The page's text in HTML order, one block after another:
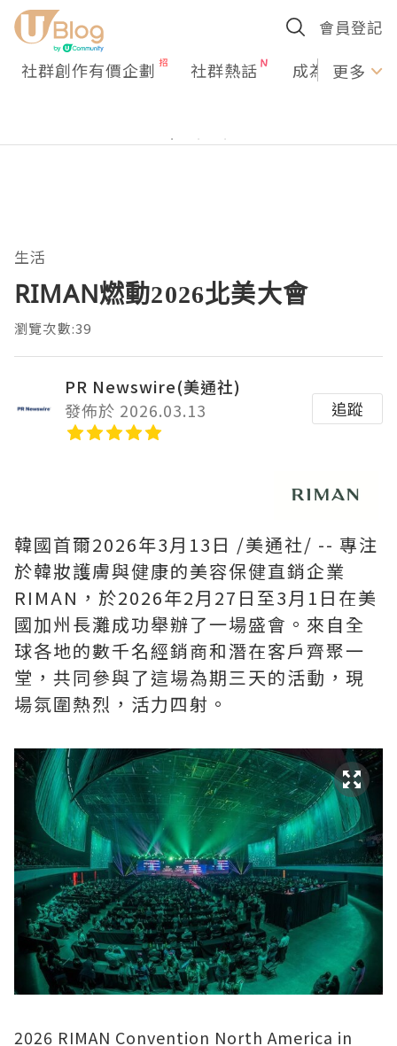
會員登記
社群創作有價企劃 社群熱話 成為U更多
生活
RIMAN燃動2026北美大會
瀏覽次數:39
PR Newswire(美通社)
發佈於 2026.03.13
追蹤
韓國首爾2026年3月13日 /美通社/ -- 專注
於韓妝護膚與健康的美容保健直銷企業
RIMAN，於2026年2月27日至3月1日在美
國加州長灘成功舉辦了一場盛會。來自全
球各地的數千名經銷商和潛在客戶齊聚一
堂，共同參與了這場為期三天的活動，現
場氛圍熱烈，活力四射。
2026 RIMAN Convention North America in